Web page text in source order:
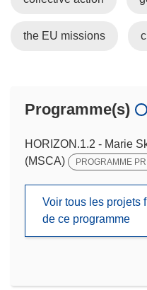
the EU missions
Programme(s)
HORIZON.1.2 - Marie
(MSCA)
PROGRAMME
Voir tous les projets
de ce programme